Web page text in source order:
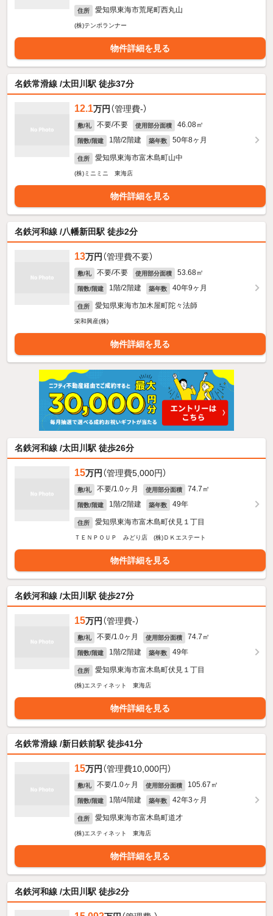
住所 愛知県東海市荒尾町西丸山
(株)テンポランナー
物件詳細を見る
名鉄常滑線 /太田川駅 徒歩37分
12.1万円 （管理費-）
敷/礼 不要/不要 使用部分面積 46.08㎡
階数/階建 1階/2階建 築年数 50年8ヶ月
住所 愛知県東海市富木島町山中
(株)ミニミニ 東海店
物件詳細を見る
名鉄河和線 /八幡新田駅 徒歩2分
13万円 （管理費不要）
敷/礼 不要/不要 使用部分面積 53.68㎡
階数/階建 1階/2階建 築年数 40年9ヶ月
住所 愛知県東海市加木屋町陀々法師
栄和興産(株)
物件詳細を見る
名鉄河和線 /太田川駅 徒歩26分
15万円 （管理費5,000円）
敷/礼 不要/1.0ヶ月 使用部分面積 74.7㎡
階数/階建 1階/2階建 築年数 49年
住所 愛知県東海市富木島町伏見１丁目
ＴＥＮＰＯＵＰ みどり店 (株)ＤＫエステート
物件詳細を見る
名鉄河和線 /太田川駅 徒歩27分
15万円 （管理費-）
敷/礼 不要/1.0ヶ月 使用部分面積 74.7㎡
階数/階建 1階/2階建 築年数 49年
住所 愛知県東海市富木島町伏見１丁目
(株)エスティネット 東海店
物件詳細を見る
名鉄常滑線 /新日鉄前駅 徒歩41分
15万円 （管理費10,000円）
敷/礼 不要/1.0ヶ月 使用部分面積 105.67㎡
階数/階建 1階/4階建 築年数 42年3ヶ月
住所 愛知県東海市富木島町道才
(株)エスティネット 東海店
物件詳細を見る
名鉄河和線 /太田川駅 徒歩2分